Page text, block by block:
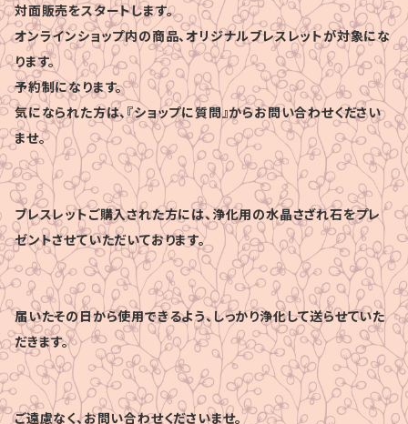
対面販売をスタートします。
オンラインショップ内の商品、オリジナルブレスレットが対象にな
ります。
予約制になります。
気になられた方は、『ショップに質問』からお問い合わせください
ませ。
ブレスレットご購入された方には、浄化用の水晶さざれ石をプレ
ゼントさせていただいております。
届いたその日から使用できるよう、しっかり浄化して送らせていた
だきます。
ご遠慮なく、お問い合わせくださいませ。